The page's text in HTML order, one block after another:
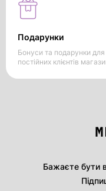
Подарунки
Бонуси та подарунки для
постійних клієнтів
Бажаєте бути